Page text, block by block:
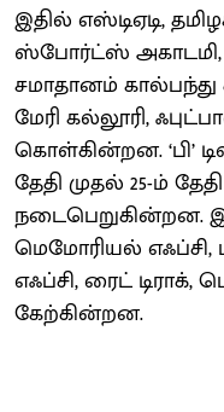
இதில் எஸ்​டிஏடி,
ஸ்போர்ட்ஸ்
சமா​தானம் கால்​பந்து
மேரி கல்​லூரி,
கொள்​கின்​றன. ‘பி’
தேதி முதல் 25-ம்
நடை​பெறுகின்​றன.
மெமோரியல்
எஃப்​சி, ரைட்
கேற்கின்​றன.